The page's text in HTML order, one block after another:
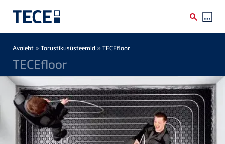
Breadcrumb
Avaleht » Torustikusüsteemid » TECEfloor
TECEfloor